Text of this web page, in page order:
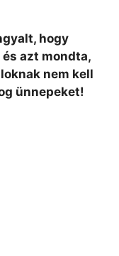
hogy
azt mondta,
nem kell
ünnepeket!